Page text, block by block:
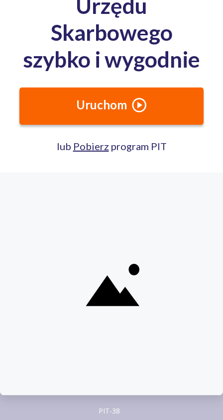
Media o nas:
pomoc@pitax.pl
PIT-38